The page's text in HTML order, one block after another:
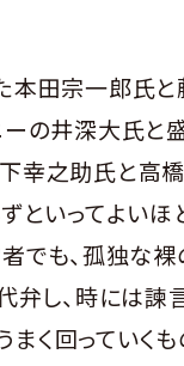
田宗一郎氏と
の井深大氏と
幸之助氏と高
といってよい
でも、孤独な
弁し、時には諫
く回っていくも